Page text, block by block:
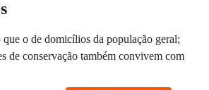
o de domicílios da população geral;
de conservação também convivem com